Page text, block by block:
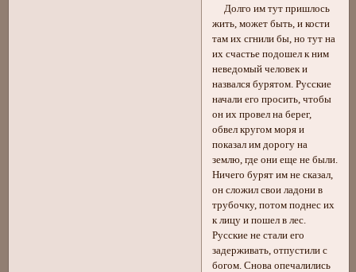
Долго им тут пришлось
жить, может быть, и кости
там их сгнили бы, но тут на
их счастье подошел к ним
неведомый человек и
назвался бурятом. Русские
начали его просить, чтобы
он их провел на берег,
обвел кругом моря и
показал им дорогу на
землю, где они еще не были.
Ничего бурят им не сказал,
он сложил свои ладони в
трубочку, потом поднес их
к лицу и пошел в лес.
Русские не стали его
задерживать, отпустили с
богом. Снова опечалились